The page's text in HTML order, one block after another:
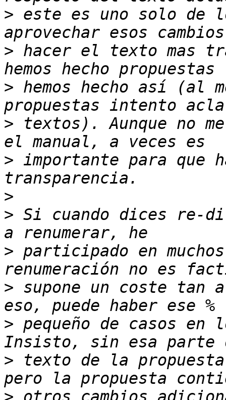
> este es uno solo de
> hacer el texto mas
> hemos hecho así (al
> textos). Aunque no
> importante para que
>
> Si cuando dices re-
> participado en
> supone un coste tan
> pequeño de casos
> texto de la